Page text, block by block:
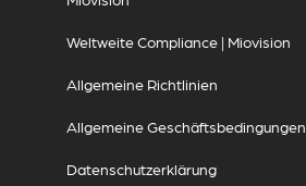
Weltweite Compliance | Miovision
Allgemeine Richtlinien
Allgemeine Geschäftsbedingungen
Datenschutzerklärung